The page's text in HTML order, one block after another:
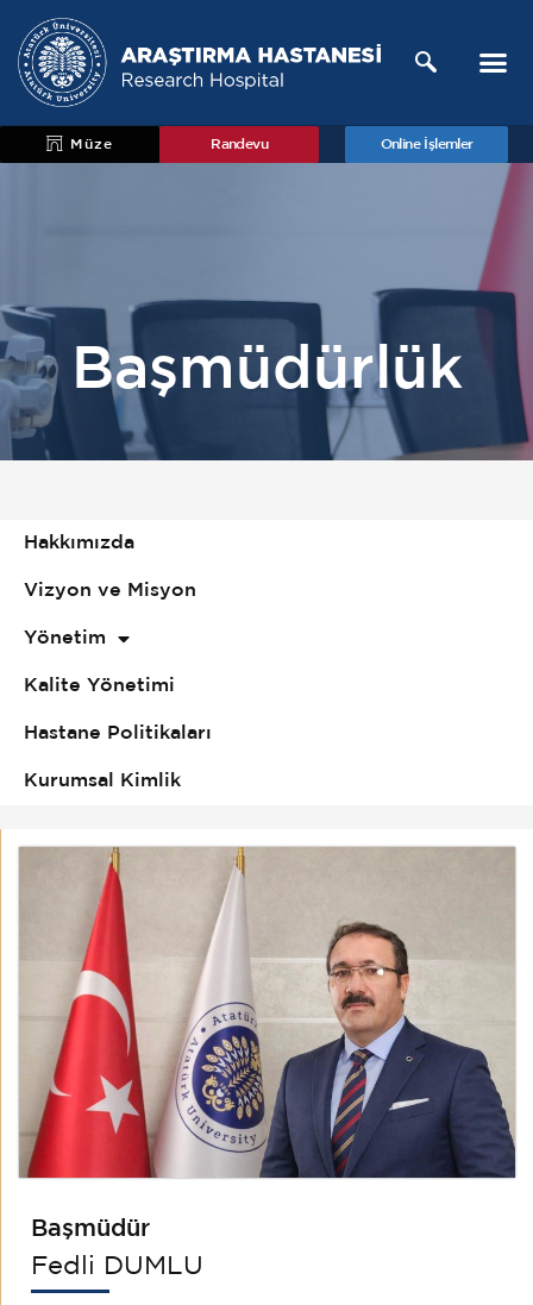
Müze Randevu Online İşlemler
Başmüdürlük
Hakkımızda
Vizyon ve Misyon
Yönetim
Kalite Yönetimi
Hastane Politikaları
Kurumsal Kimlik
Başmüdür
Fedli DUMLU